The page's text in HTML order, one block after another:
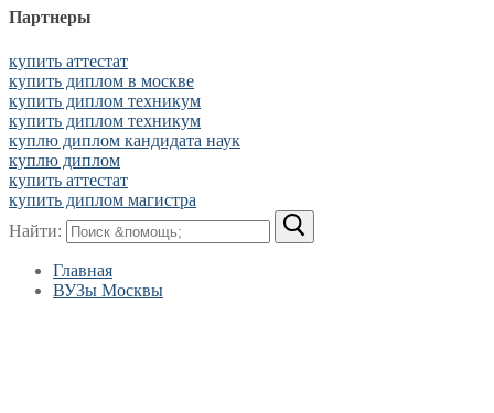
Партнеры
купить аттестат
купить диплом в москве
купить диплом техникум
купить диплом техникум
куплю диплом кандидата наук
куплю диплом
купить аттестат
купить диплом магистра
Найти:
Главная
ВУЗы Москвы